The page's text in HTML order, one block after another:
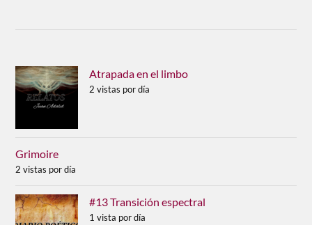
Atrapada en el limbo
2 vistas por día
Grimoire
2 vistas por día
#13 Transición espectral
1 vista por día